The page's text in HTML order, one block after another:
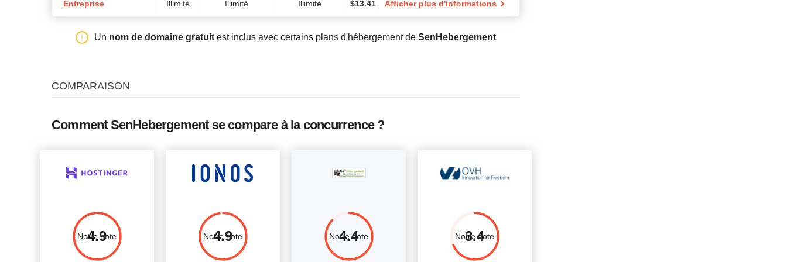
Entreprise Illimité Illimité Illimité $13.41 Afficher plus d'informations
Un nom de domaine gratuit est inclus avec certains plans d'hébergement de SenHebergement
COMPARAISON
Comment SenHebergement se compare à la concurrence ?
Notre note
4.9 Notre note
4.9 Notre note
4.4 Notre note
3.4